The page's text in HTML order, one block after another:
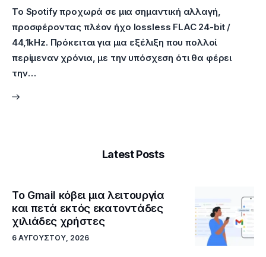
Το Spotify προχωρά σε μια σημαντική αλλαγή,
προσφέροντας πλέον ήχο lossless FLAC 24-bit /
44,1kHz. Πρόκειται για μια εξέλιξη που πολλοί
περίμεναν χρόνια, με την υπόσχεση ότι θα φέρει
την…
Latest Posts
Το Gmail κόβει μια λειτουργία
και πετά εκτός εκατοντάδες
χιλιάδες χρήστες
6 ΑΥΓΟΎΣΤΟΥ, 2026